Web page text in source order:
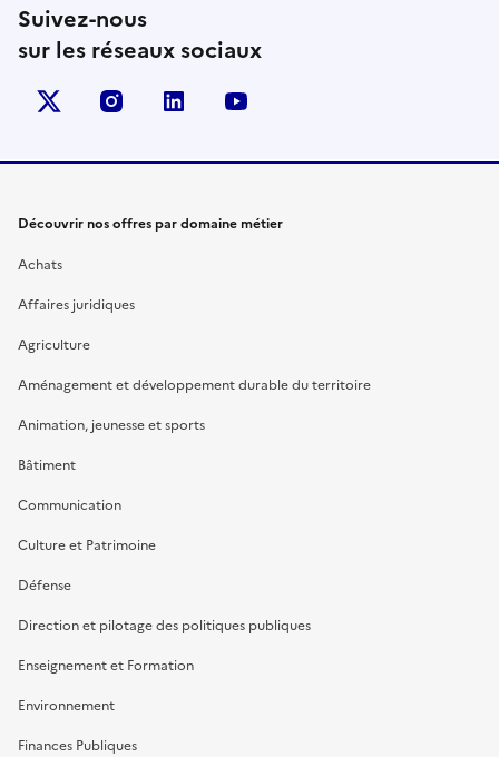
Suivez-nous
sur les réseaux sociaux
X (anciennement Twitter)
instagramlinkedin
Découvrir nos offres par domaine métier
Achats
Affaires juridiques
Agriculture
Aménagement et développement durable du territoire
Animation, jeunesse et sports
Bâtiment
Communication
Culture et Patrimoine
Défense
Direction et pilotage des politiques publiques
Enseignement et Formation
Environnement
Finances Publiques